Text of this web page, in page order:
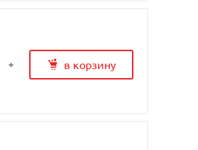
+ в корзину